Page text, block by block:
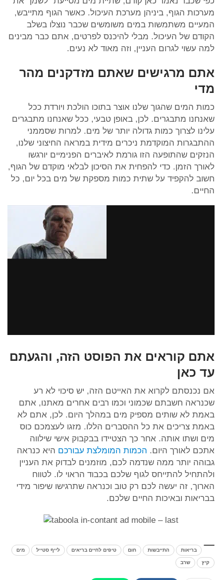
מערכות הגוף, ביניהן מערכת העיכול. כאשר הגוף מתייבש,
המעיים משתמשות במים משומשים שכבר נוצלו בשלב
הקודם של העיכול. מבלי להיכנס לפרטים, אתם כבר מבינים
למה עשוי לגרום העניין, וזה מאוד לא נעים.
אתם מרגישים שאתם מזדקנים מהר
מדי
כמות המים שהגוך שלנו אוצר בתוכו הולכת ויורדת ככל
שאנחנו מתבגרים. לכן, באופן טבעי, ככל שאנחנו מתבגרים
עלינו לצרוך כמות גדולה יותר של מים. למרות שסממני
ההתבגרות המוקדמת ניכרים מידית במראה החיצוני שלנו,
הנזקים שהתופעה הזו גורמת לאיברים הפנימיים יורגשו
לאורך הזמן. כדי להפחית את הסיכון לבלאי מוקדם של הגוף,
חשוב להקפיד על שתית כמות מספקת של מים בכל יום, כל
החיים.
אתם קוראים את הפוסט הזה, והגעתם
עד כאן
אם נכנסתם לקרוא את האייטם הזה, יש סיכוי לא רע
שכנראה חשבתם שכמוני וכמו רבים אחרים מאתנו, אתם
באמת לא שותים מספיק מים במהלך היום. לכן, אתם לא
באמת צריכים את כל ההסברים הללו. מזגו לעצמכם כוס
מים ושתו אותה. אחר כך הצטיידו בבקבוק אישי שילווה
אתכם לאורך היום. הכמות המומלצת עבורכם היא כנראה
גבוהה יותר ממה שנדמה לכם, מוזמנים לבדוק את העניין
ולהתחיל להתייחס לגוף שלכם בכבוד הראוי לו. לטווח
הארוך, זה יעשה לכם רק טוב וכנראה שתרגישו שיפור מידי
בבריאות ובאיכות החיים שלכם.
בריאות התייבשות חום טיפים לחיים בריאים לייף סטייל מים
קיץ שרב